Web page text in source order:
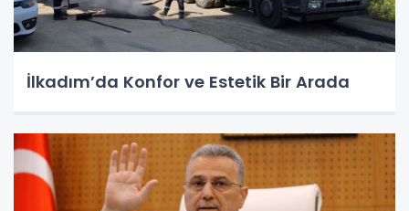
İlkadım’da Konfor ve Estetik Bir Arada